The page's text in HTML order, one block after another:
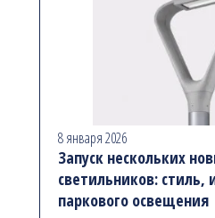
8 января 2026
Запуск нескольких
светильников:
паркового освещения